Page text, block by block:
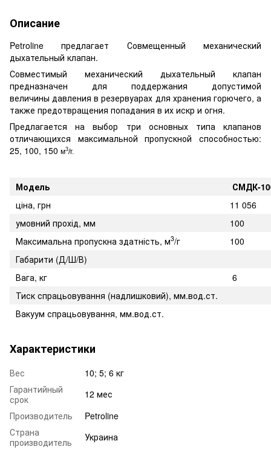
Описание
Petroline предлагает Совмещенный механический
дыхательный клапан.
Совместимый механический дыхательный клапан
предназначен для поддержания допустимой
величины давления в резервуарах для хранения горючего, а
также предотвращения попадания в их искр и огня.
Предлагается на выбор три основных типа клапанов
отличающихся максимальной пропускной способностью:
25, 100, 150 м3/г.
Модель
СМДК-
ціна, грн
11 056
умовний прохід, мм
100
Максимальна пропускна здатність, м3/г
100
Габарити (Д/Ш/В)
Вага, кг
6
Тиск спрацьовування (надлишковий), мм.вод.ст.
Вакуум спрацьовування, мм.вод.ст.
Характеристики
Вес
10; 5; 6 кг
Гарантийный
срок
12 мес
Производитель
Petroline
Страна
производитель
Украина